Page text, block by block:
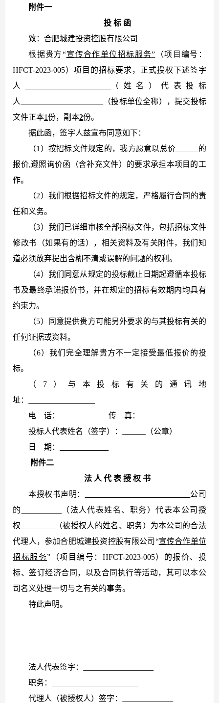
附件一
投 标 函
致：合肥城建投资控股有限公司
根据贵方“宣传合作单位招标服务” （项目编号：
HFCT-2023-005）项目的招标要求，正式授权下述签字
人
（姓名）代表投标
人
（投标单位全称），提交投标
文件正本1份，副本2份。
据此函，签字人兹宣布同意如下：
（1）按招标文件规定的，我方愿意以总价
的
报价,遵照询价函（含补充文件）的要求承担本项目的工
作。
（2）我们根据招标文件的规定，严格履行合同的责
任和义务。
（3）我们已详细审核全部招标文件，包括招标文件
修改书（如果有的话），相关资料及有关附件，我们知
道必须放弃提出含糊不清或误解的问题的权利。
（4）我们同意从规定的投标截止日期起遵循本投标
书及最终承诺报价书，并在规定的招标有效期内均具有
约束力。
（5）同意提供贵方可能另外要求的与其投标有关的
任何证据或资料。
（6）我们完全理解贵方不一定接受最低报价的投
标。
（ 7）与本投标有关的通讯地
址：
电
话： 传
真：
投标人代表姓名（签字）：
（公章）
日
期：
附件二
法 人 代 表 授 权 书
本授权书声明：
公司
的
（法人代表姓名、职务）代表本公司授
权
（被授权人的姓名、职务）为本公司的合法
代理人，参加合肥城建投资控股有限公司“宣传合作单位
招标服务”（项目编号：HFCT-2023-005）的报价、投
标、签订经济合同，以及合同执行等活动，其可以本公
司名义处理一切与之有关的事务。
特此声明。
法人代表签字：
职务：
代理人（被授权人）签字：